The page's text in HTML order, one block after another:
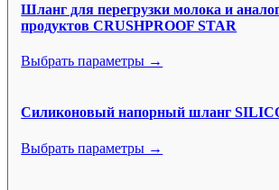
Шланг для перегрузки молока и
продуктов CRUSHPROOF STAR
Выбрать параметры →
Силиконовый напорный шланг
Выбрать параметры →